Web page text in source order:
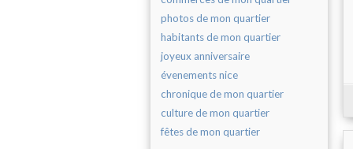
photos de mon quartier
habitants de mon quartier
joyeux anniversaire
évenements nice
chronique de mon quartier
culture de mon quartier
fêtes de mon quartier